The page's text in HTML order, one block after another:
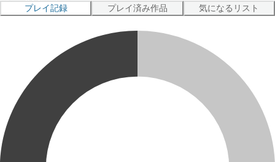
プレイ記録 プレイ済み作品 気になるリスト